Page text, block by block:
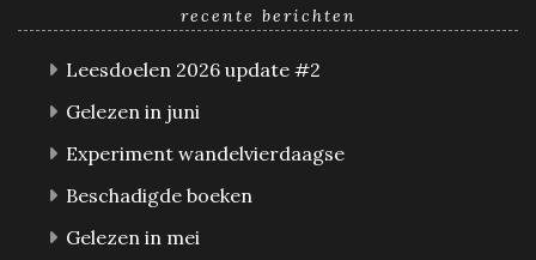
recente berichten
Leesdoelen 2026 update #2
Gelezen in juni
Experiment wandelvierdaagse
Beschadigde boeken
Gelezen in mei